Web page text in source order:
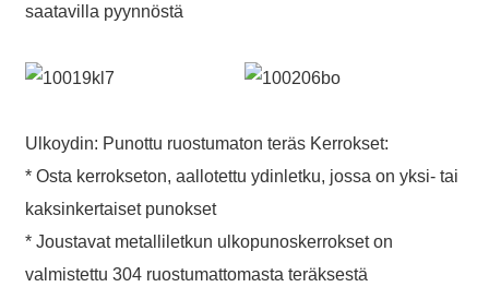
saatavilla pyynnöstä
Ulkoydin: Punottu ruostumaton teräs Kerrokset:
* Osta kerrokseton, aallotettu ydinletku, jossa on yksi- tai
kaksinkertaiset punokset
* Joustavat metalliletkun ulkopunoskerrokset on
valmistettu 304 ruostumattomasta teräksestä